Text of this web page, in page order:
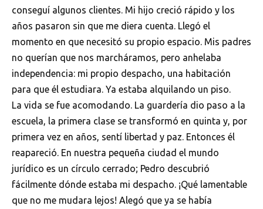
conseguí algunos clientes. Mi hijo creció rápido y los
años pasaron sin que me diera cuenta. Llegó el
momento en que necesitó su propio espacio. Mis padres
no querían que nos marcháramos, pero anhelaba
independencia: mi propio despacho, una habitación
para que él estudiara. Ya estaba alquilando un piso.
La vida se fue acomodando. La guardería dio paso a la
escuela, la primera clase se transformó en quinta y, por
primera vez en años, sentí libertad y paz. Entonces él
reapareció. En nuestra pequeña ciudad el mundo
jurídico es un círculo cerrado; Pedro descubrió
fácilmente dónde estaba mi despacho. ¡Qué lamentable
que no me mudara lejos! Alegó que ya se había